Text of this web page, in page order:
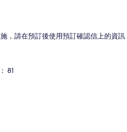
，請在預訂後使用預訂確認信上的資訊
81